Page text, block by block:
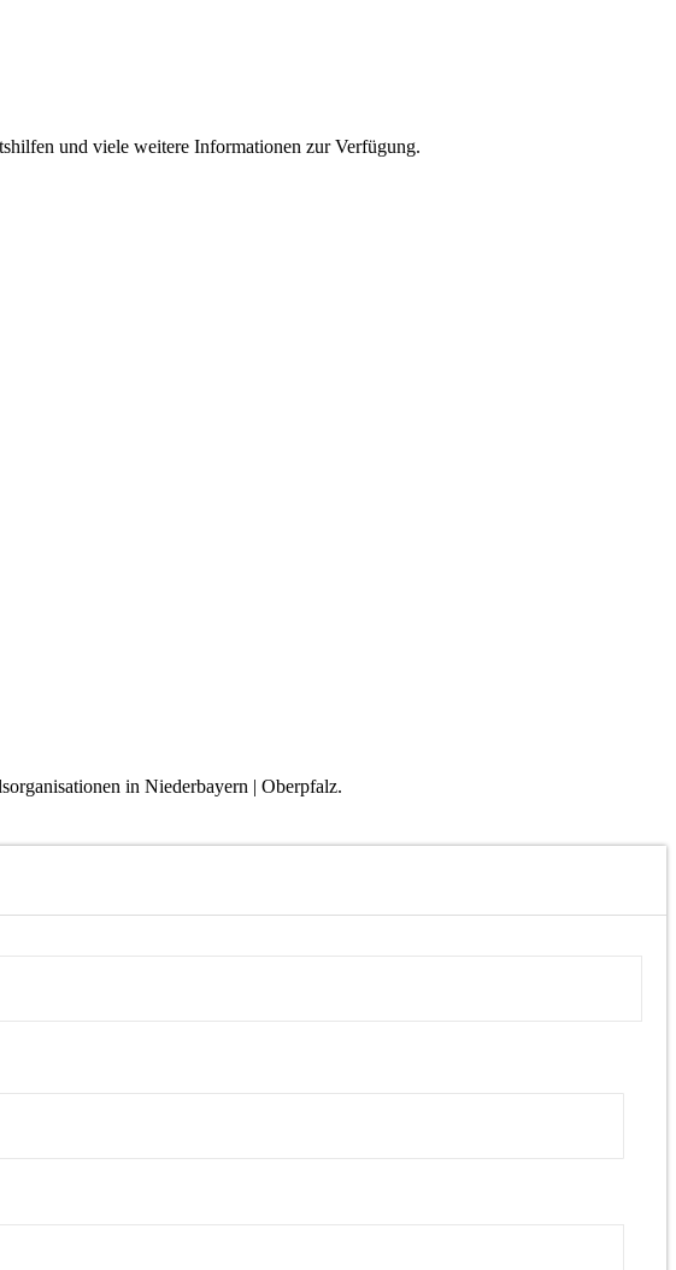
und viele weitere Informationen zur Verfügung.
in Niederbayern | Oberpfalz.